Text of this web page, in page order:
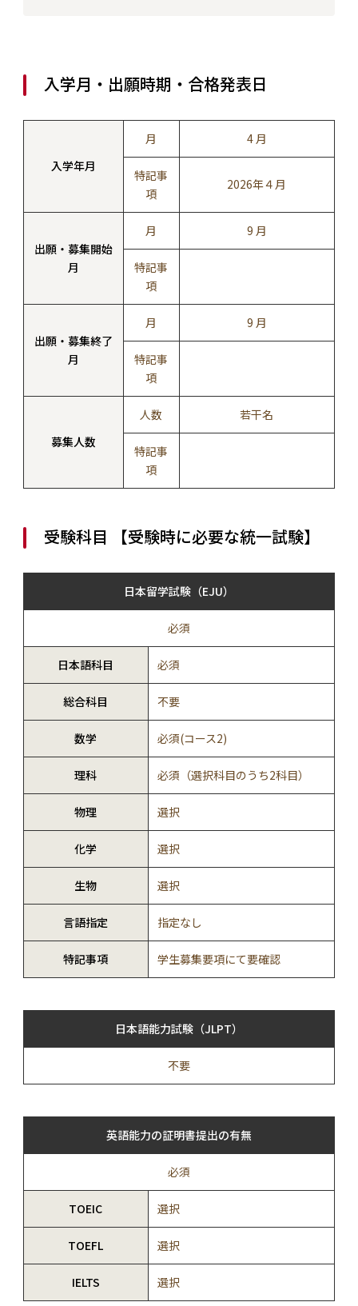
入学月・出願時期・合格発表日
入学年月
月 4 月
特記事
項
2026年４月
出願・募集開始
月
月 9 月
特記事
項
出願・募集終了
月
月 9 月
特記事
項
募集人数
人数 若干名
特記事
項
受験科目 【受験時に必要な統一試験】
日本留学試験（EJU）
必須
日本語科目 必須
総合科目 不要
数学 必須(コース2)
理科 必須（選択科目のうち2科目）
物理 選択
化学 選択
生物 選択
言語指定 指定なし
特記事項 学生募集要項にて要確認
日本語能力試験（JLPT）
不要
英語能力の証明書提出の有無
必須
TOEIC 選択
TOEFL 選択
IELTS 選択